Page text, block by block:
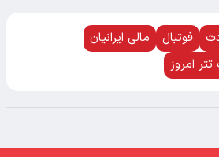
فوتبال
مالی ایرانیان
امروز